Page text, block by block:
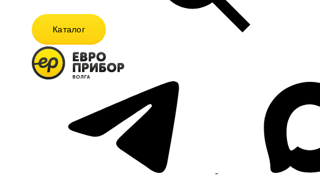
Каталог